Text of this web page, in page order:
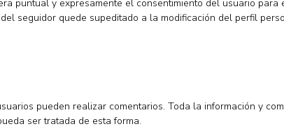
puntual y expresamente el consentimiento del usuario
seguidor quede supeditado a la modificación del perfil
pueden realizar comentarios. Toda la información y
ser tratada de esta forma.